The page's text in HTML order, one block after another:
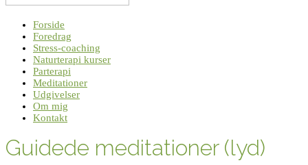
Forside
Foredrag
Stress-coaching
Naturterapi kurser
Parterapi
Meditationer
Udgivelser
Om mig
Kontakt
Guidede meditationer (lyd)